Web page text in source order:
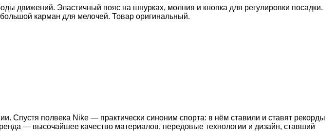
движений. Эластичный пояс на шнурках, молния и кнопка для регулировки посадки.
карман для мелочей. Товар оригинальный.
Спустя полвека Nike — практически синоним спорта: в нём ставили и ставят рекорды
— высочайшее качество материалов, передовые технологии и дизайн, ставший